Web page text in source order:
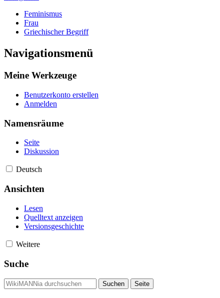
Feminismus
Frau
Griechischer Begriff
Navigationsmenü
Meine Werkzeuge
Benutzerkonto erstellen
Anmelden
Namensräume
Seite
Diskussion
Deutsch
Ansichten
Lesen
Quelltext anzeigen
Versionsgeschichte
Weitere
Suche